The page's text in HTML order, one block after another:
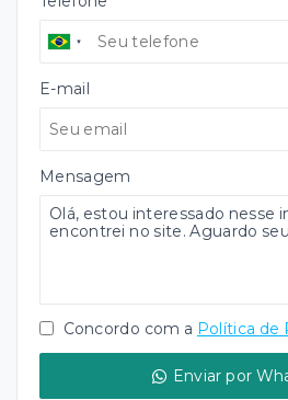
E-mail
Mensagem
Concordo com a Política de
Enviar por